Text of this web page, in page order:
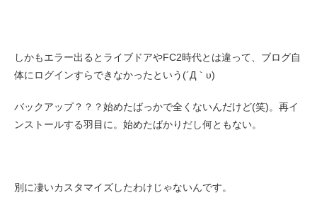
しかもエラー出るとライブドアやFC2時代とは違って、ブログ自
体にログインすらできなかったという(´Д｀υ)
バックアップ？？？始めたばっかで全くないんだけど(笑)。再イ
ンストールする羽目に。始めたばかりだし何ともない。
別に凄いカスタマイズしたわけじゃないんです。